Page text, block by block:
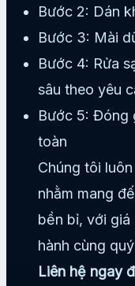
Bước 2: Dán
Bước 3: Mài
Bước 4: Rửa
sâu theo yêu
Bước 5: Đóng
toàn
Chúng tôi
nhằm mang
bền bỉ, với giá
hành cùng
Liên hệ ngay